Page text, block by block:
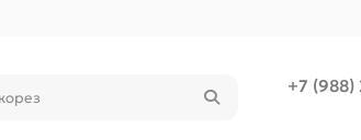
+7 (988)